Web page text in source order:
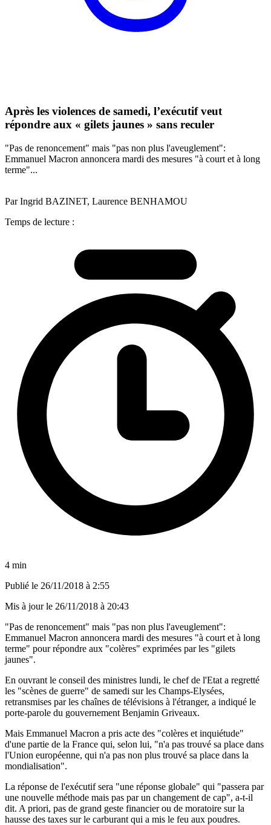
Après les violences de samedi, l’exécutif veut
répondre aux « gilets jaunes » sans reculer
"Pas de renoncement" mais "pas non plus l'aveuglement":
Emmanuel Macron annoncera mardi des mesures "à court et à long
terme"...
Par Ingrid BAZINET, Laurence BENHAMOU
Temps de lecture :
4 min
Publié le 26/11/2018 à 2:55
Mis à jour le 26/11/2018 à 20:43
"Pas de renoncement" mais "pas non plus l'aveuglement":
Emmanuel Macron annoncera mardi des mesures "à court et à long
terme" pour répondre aux "colères" exprimées par les "gilets
jaunes".
En ouvrant le conseil des ministres lundi, le chef de l'Etat a regretté
les "scènes de guerre" de samedi sur les Champs-Elysées,
retransmises par les chaînes de télévisions à l'étranger, a indiqué le
porte-parole du gouvernement Benjamin Griveaux.
Mais Emmanuel Macron a pris acte des "colères et inquiétude"
d'une partie de la France qui, selon lui, "n'a pas trouvé sa place dans
l'Union européenne, qui n'a pas non plus trouvé sa place dans la
mondialisation".
La réponse de l'exécutif sera "une réponse globale" qui "passera par
une nouvelle méthode mais pas par un changement de cap", a-t-il
dit. A priori, pas de grand geste financier ou de moratoire sur la
hausse des taxes sur le carburant qui a mis le feu aux poudres.